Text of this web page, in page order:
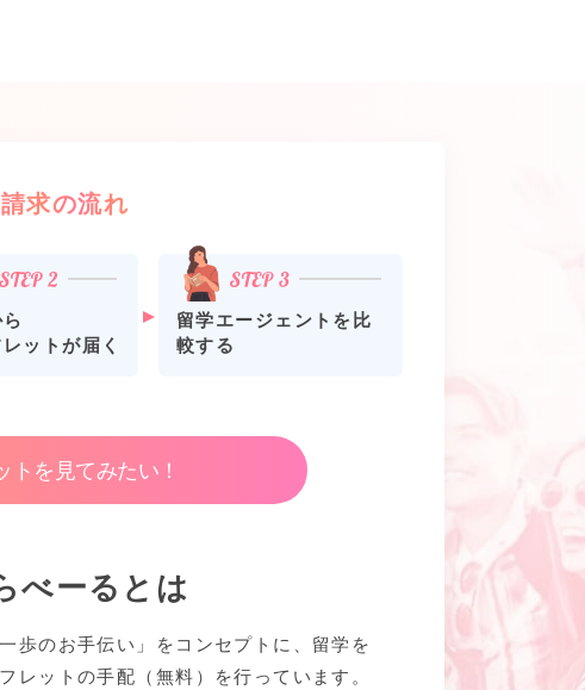
求の流れ
ットが届く
留学エージェントを比
較する
トを見てみたい！
べーるとは
歩のお手伝い」をコンセプトに、留学を
レットの手配（無料）を行っています。